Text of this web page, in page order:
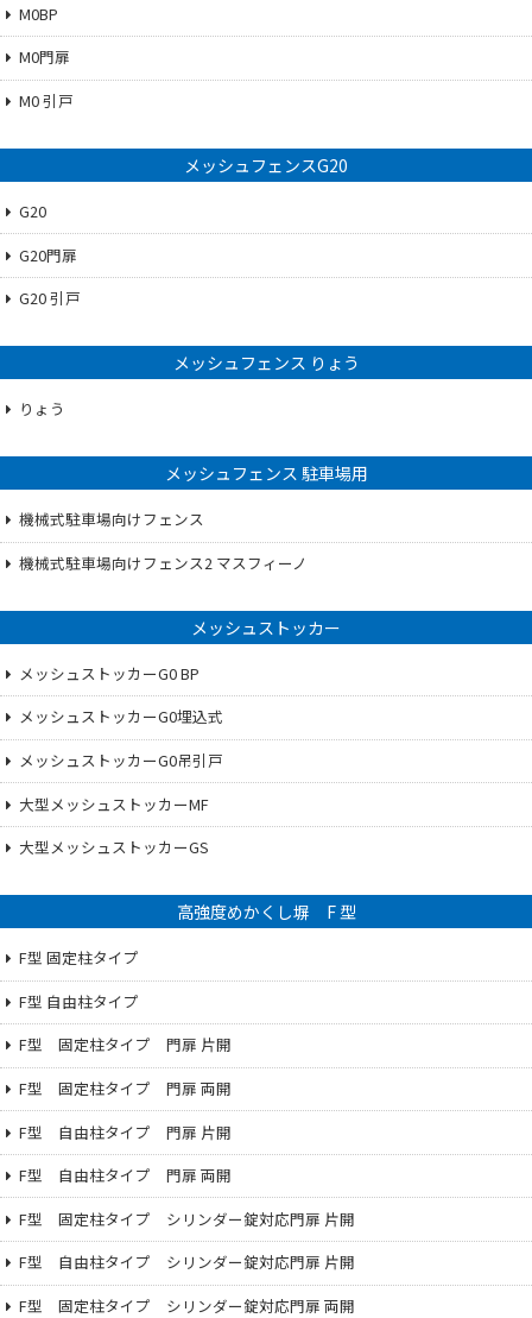
M0BP
M0門扉
M0 引戸
メッシュフェンスG20
G20
G20門扉
G20 引戸
メッシュフェンス りょう
りょう
メッシュフェンス 駐車場用
機械式駐車場向けフェンス
機械式駐車場向けフェンス2 マスフィーノ
メッシュストッカー
メッシュストッカーG0 BP
メッシュストッカーG0埋込式
メッシュストッカーG0吊引戸
大型メッシュストッカーMF
大型メッシュストッカーGS
高強度めかくし塀 F 型
F型 固定柱タイプ
F型 自由柱タイプ
F型 固定柱タイプ 門扉 片開
F型 固定柱タイプ 門扉 両開
F型 自由柱タイプ 門扉 片開
F型 自由柱タイプ 門扉 両開
F型 固定柱タイプ シリンダー錠対応門扉 片開
F型 自由柱タイプ シリンダー錠対応門扉 片開
F型 固定柱タイプ シリンダー錠対応門扉 両開